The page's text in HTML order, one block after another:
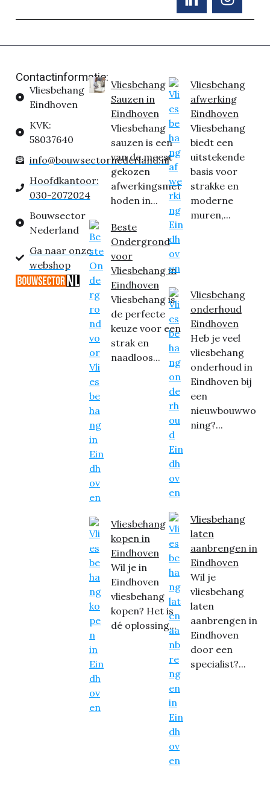
Contactinformatie:
Vliesbehang
Eindhoven
KVK:
58037640
info@bouwsectornederland.nl
Hoofdkantoor:
030-2072024
Bouwsector
Nederland
Ga naar onze
webshop
Vliesbehang
Sauzen in
Eindhoven
Vliesbehang
sauzen is een
van de meest
gekozen
afwerkingsmet
hoden in...
Beste
Ondergrond
voor
Vliesbehang in
Eindhoven
Vliesbehang is
de perfecte
keuze voor een
strak en
naadloos...
Vliesbehang
kopen in
Eindhoven
Wil je in
Eindhoven
vliesbehang
kopen? Het is
dé oplossing...
Vliesbehang
afwerking
Eindhoven
Vliesbehang
biedt een
uitstekende
basis voor
strakke en
moderne
muren,...
Vliesbehang
onderhoud
Eindhoven
Heb je veel
vliesbehang
onderhoud in
Eindhoven bij
een
nieuwbouwwo
ning?...
Vliesbehang
laten
aanbrengen in
Eindhoven
Wil je
vliesbehang
laten
aanbrengen in
Eindhoven
door een
specialist?...